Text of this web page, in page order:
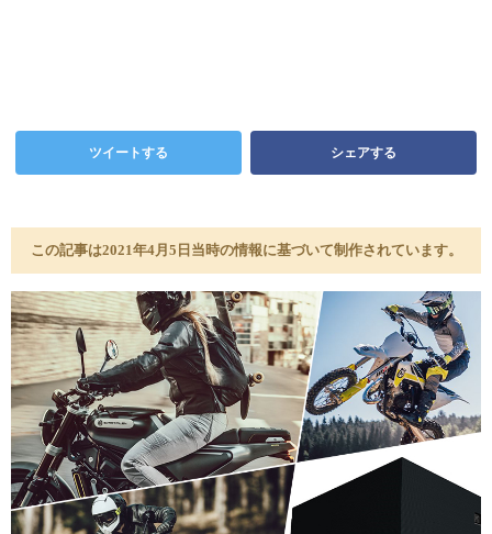
ツイートする シェアする
この記事は2021年4月5日当時の情報に基づいて制作されています。